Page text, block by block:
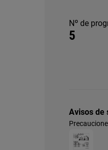
Nº de
5
Avisos de